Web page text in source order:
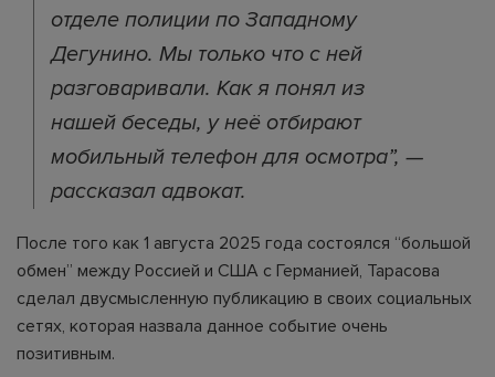
отделе полиции по Западному
Дегунино. Мы только что с ней
разговаривали. Как я понял из
нашей беседы, у неё отбирают
мобильный телефон для осмотра”, —
рассказал адвокат.
После того как 1 августа 2025 года состоялся “большой
обмен” между Россией и США с Германией, Тарасова
сделал двусмысленную публикацию в своих социальных
сетях, которая назвала данное событие очень
позитивным.